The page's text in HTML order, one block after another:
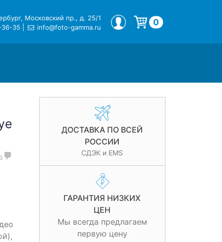
Московский пр., д. 25/1
36-35
info@foto-gamma.ru
МОЙ ПРОФИЛЬ 0
ДОСТАВКА ПО ВСЕЙ
РОССИИ
СДЭК и EMS
ГАРАНТИЯ НИЗКИХ
ЦЕН
Мы всегда предлагаем
первую цену